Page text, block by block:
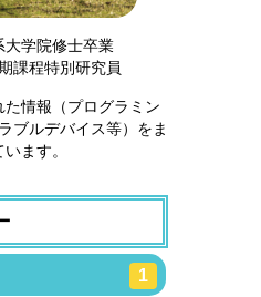
大学院修士卒業
課程特別研究員
情報（プログラミン
ブルデバイス等）をま
ます。
1